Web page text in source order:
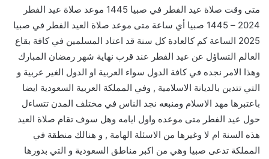
متى وقت صلاة عيد الفطر في صبيا 1445 موعد صلاة عيد الفطر
2024 – 1445 صبيا أي ساعة متى موعد صلاة العيد الفطر في صبيا
2025 الساعة كم كالعادة كل سنة قد اعتاد المسلمين في كافة بقاع
العالم التساؤل عن عيد الفطر عند قرب نهاية شهر رمضان المبارك
وهذا الامر نجده في كافة الدول سواء العربية او الدول الغير عربية و
التي تتدين بالديانة الاسلامية , وفي المملكة العربية السعودية ايضا
باعتبرها مهد الاسلام ومنبعه نجد الناس في مختلف المدن تتساءل
حول عيد الفطر متى موعده واول ايامه وهل سوف تقام صلاة العيد
هذه السنة ام لا وغيرها من الاسئلة الهامة , و هنالك منطقة في
المملكة تدعى صبيا وهي من اكبر مناطق السعودية و التي بدورها